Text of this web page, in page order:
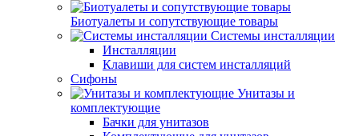
Биотуалеты и сопутствующие товары
Системы инсталляции
Инсталляции
Клавиши для систем инсталляций
Сифоны
Унитазы и
комплектующие
Бачки для унитазов